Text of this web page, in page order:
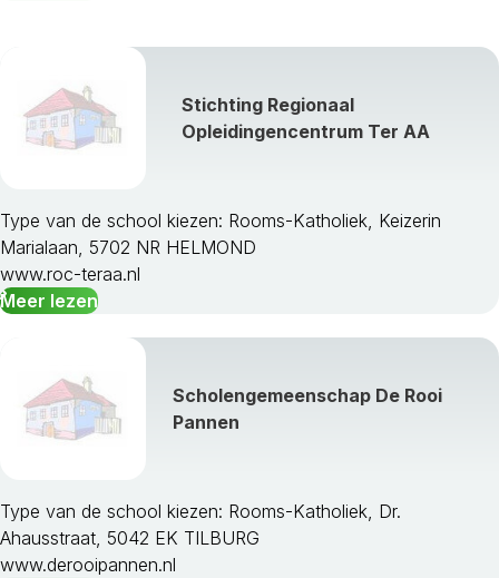
Stichting Regionaal
Opleidingencentrum Ter AA
Type van de school kiezen: Rooms-Katholiek, Keizerin
Marialaan, 5702 NR HELMOND
www.roc-teraa.nl
Meer lezen
Scholengemeenschap De Rooi
Pannen
Type van de school kiezen: Rooms-Katholiek, Dr.
Ahausstraat, 5042 EK TILBURG
www.derooipannen.nl